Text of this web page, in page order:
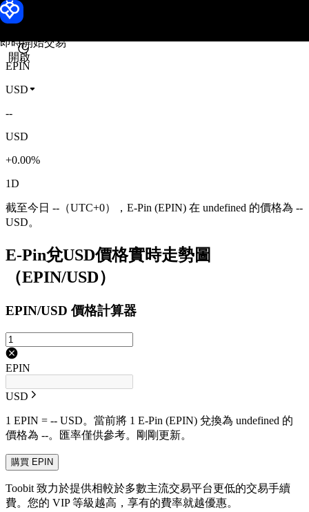
即時開始交易
開啟
E-Pin 價格
EPIN
USD
--
USD
+0.00%
1D
截至今日 --（UTC+0），E-Pin (EPIN) 在 undefined 的價格為 --
USD。
E-Pin兌USD價格實時走勢圖
（EPIN/USD）
EPIN/USD 價格計算器
EPIN
USD
1 EPIN = -- USD。當前將 1 E-Pin (EPIN) 兌換為 undefined 的
價格為 --。匯率僅供參考。剛剛更新。
購買 EPIN
Toobit 致力於提供相較於多數主流交易平台更低的交易手續
費。您的 VIP 等級越高，享有的費率就越優惠。